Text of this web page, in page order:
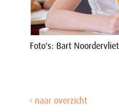
Foto's: Bart Noordervliet
‹ naar overzicht